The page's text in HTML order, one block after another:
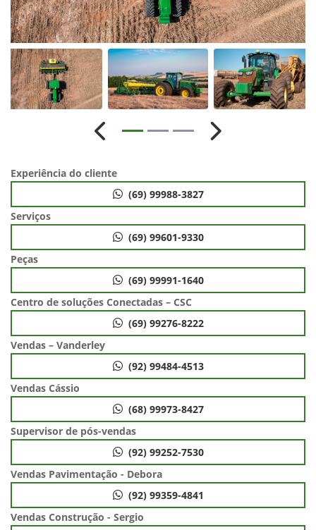
Anterior Próximo
Experiência do cliente
(69) 99988-3827
Serviços
(69) 99601-9330
Peças
(69) 99991-1640
Centro de soluções Conectadas – CSC
(69) 99276-8222
Vendas – Vanderley
(92) 99484-4513
Vendas Cássio
(68) 99973-8427
Supervisor de pós-vendas
(92) 99252-7530
Vendas Pavimentação - Debora
(92) 99359-4841
Vendas Construção - Sergio